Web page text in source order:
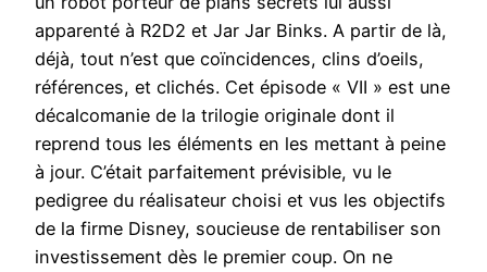
apparenté à R2D2 et Jar Jar Binks. A partir de là,
déjà, tout n’est que coïncidences, clins d’oeils,
références, et clichés. Cet épisode « VII » est une
décalcomanie de la trilogie originale dont il
reprend tous les éléments en les mettant à peine
à jour. C’était parfaitement prévisible, vu le
pedigree du réalisateur choisi et vus les objectifs
de la firme Disney, soucieuse de rentabiliser son
investissement dès le premier coup. On ne